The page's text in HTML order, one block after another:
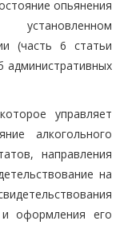
опьянения
(часть 6 статьи
административных
управляет
алкогольного
направления
на
оформления его